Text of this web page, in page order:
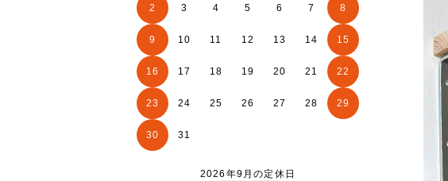
2 3 4 5 6 7 8
9 10 11 12 13 14 15
16 17 18 19 20 21 22
23 24 25 26 27 28 29
30 31
2026年9月の定休日